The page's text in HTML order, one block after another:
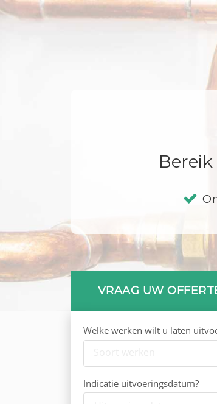
VRAAG UW
Welke werken wilt u laten
Indicatie uitvoeringsdatum?